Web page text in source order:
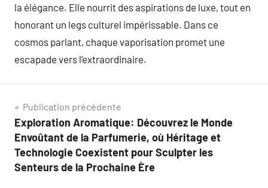
la élégance. Elle nourrit des aspirations de luxe, tout en
honorant un legs culturel impérissable. Dans ce
cosmos parlant, chaque vaporisation promet une
escapade vers l’extraordinaire.
Navigation
de
l’article
Publication précédente
Exploration Aromatique: Découvrez le Monde
Envoûtant de la Parfumerie, où Héritage et
Technologie Coexistent pour Sculpter les
Senteurs de la Prochaine Ère